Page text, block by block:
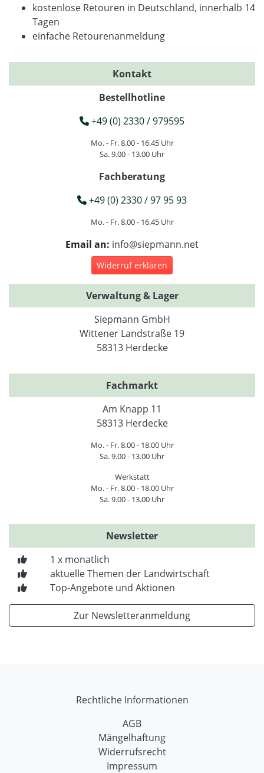
kostenlose Retouren in Deutschland, innerhalb 14
Tagen
einfache Retourenanmeldung
Kontakt
Bestellhotline
+49 (0) 2330 / 979595
Mo. - Fr. 8.00 - 16.45 Uhr
Sa. 9.00 - 13.00 Uhr
Fachberatung
+49 (0) 2330 / 97 95 93
Mo. - Fr. 8.00 - 16.45 Uhr
Email an: info@siepmann.net
Widerruf erklären
Verwaltung & Lager
Siepmann GmbH
Wittener Landstraße 19
58313 Herdecke
Fachmarkt
Am Knapp 11
58313 Herdecke
Mo. - Fr. 8.00 - 18.00 Uhr
Sa. 9.00 - 13.00 Uhr
Werkstatt
Mo. - Fr. 8.00 - 18.00 Uhr
Sa. 9.00 - 13.00 Uhr
Newsletter
1 x monatlich
aktuelle Themen der Landwirtschaft
Top-Angebote und Aktionen
Zur Newsletteranmeldung
Rechtliche Informationen
AGB
Mängelhaftung
Widerrufsrecht
Impressum